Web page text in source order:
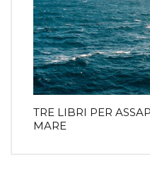
TRE LIBRI PER
MARE